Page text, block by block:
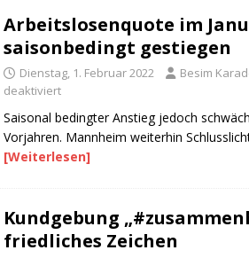
Arbeitslosenquote im
saisonbedingt gestiegen
Dienstag, 1. Februar 2022 Besim
deaktiviert
Saisonal bedingter Anstieg jedoch
Vorjahren. Mannheim weiterhin
[Weiterlesen]
Kundgebung
friedliches Zeichen